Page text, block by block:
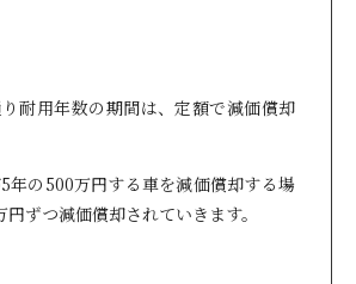
り耐用年数の期間は、定額で減価償却
年の500万円する車を減価償却する場
ずつ減価償却されていきます。